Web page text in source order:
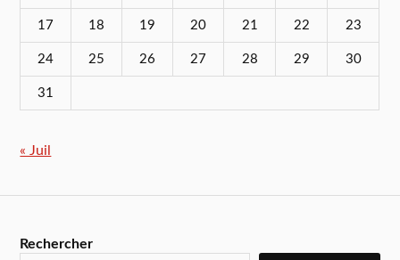
17 18 19 20 21 22 23
24 25 26 27 28 29 30
31
« Juil
Rechercher